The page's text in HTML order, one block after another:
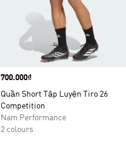
Price
700.000₫
Quần Short Tập Luyện Tiro 26
Competition
Nam Performance
2 colours